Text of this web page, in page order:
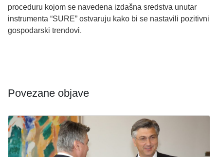
proceduru kojom se navedena izdašna sredstva unutar
instrumenta “SURE” ostvaruju kako bi se nastavili pozitivni
gospodarski trendovi.
Povezane objave